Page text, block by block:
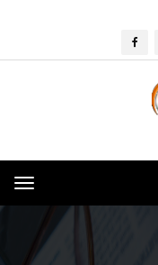
Toggle
navigation